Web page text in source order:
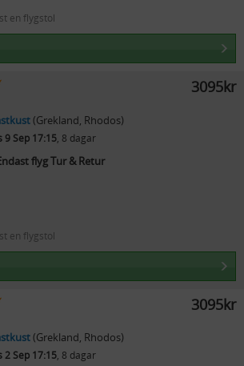
en flygstol
3095kr
(Grekland, Rhodos)
9 Sep 17:15, 8 dagar
flyg Tur & Retur
en flygstol
3095kr
(Grekland, Rhodos)
2 Sep 17:15, 8 dagar